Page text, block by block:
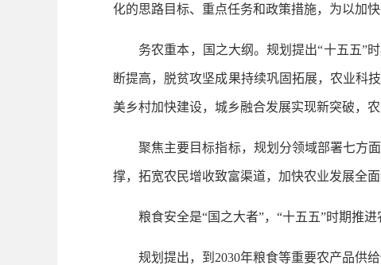
化的思路目标、重点任务和政策措施，为以加
务农重本，国之大纲。规划提出“十五五”时
断提高，脱贫攻坚成果持续巩固拓展，农业科
美乡村加快建设，城乡融合发展实现新突破，
聚焦主要目标指标，规划分领域部署七方面
撑，拓宽农民增收致富渠道，加快农业发展全
粮食安全是“国之大者”，“十五五”时期推进
规划提出，到2030年粮食等重要农产品供给